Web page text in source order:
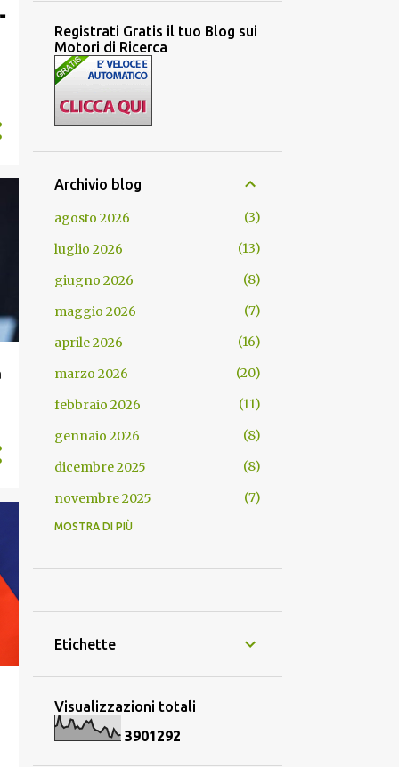
Registrati Gratis il tuo Blog sui
Motori di Ricerca
Archivio blog
agosto 2026
3
luglio 2026
13
giugno 2026
8
maggio 2026
7
aprile 2026
16
marzo 2026
20
febbraio 2026
11
gennaio 2026
8
dicembre 2025
8
novembre 2025
7
ottobre 2025
giugno 2025
26
aprile 2025
MOSTRA DI PIÙ
Etichette
Visualizzazioni totali
3901292